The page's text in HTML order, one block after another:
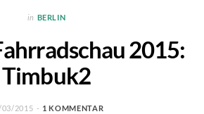
in BERLIN
2015:
Timbuk2
03/2015 1 KOMMENTAR